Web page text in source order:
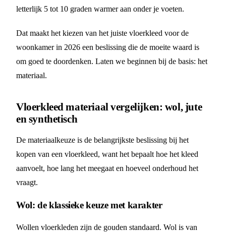
letterlijk 5 tot 10 graden warmer aan onder je voeten.
Dat maakt het kiezen van het juiste vloerkleed voor de
woonkamer in 2026 een beslissing die de moeite waard is
om goed te doordenken. Laten we beginnen bij de basis: het
materiaal.
Vloerkleed materiaal vergelijken: wol, jute
en synthetisch
De materiaalkeuze is de belangrijkste beslissing bij het
kopen van een vloerkleed, want het bepaalt hoe het kleed
aanvoelt, hoe lang het meegaat en hoeveel onderhoud het
vraagt.
Wol: de klassieke keuze met karakter
Wollen vloerkleden zijn de gouden standaard. Wol is van